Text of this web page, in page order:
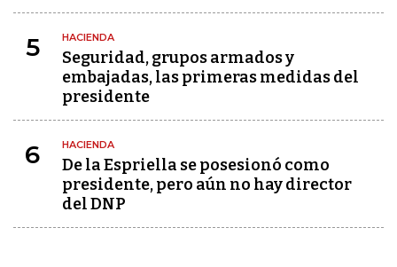
5 HACIENDA
Seguridad, grupos armados y
embajadas, las primeras medidas del
presidente
6 HACIENDA
De la Espriella se posesionó como
presidente, pero aún no hay director
del DNP